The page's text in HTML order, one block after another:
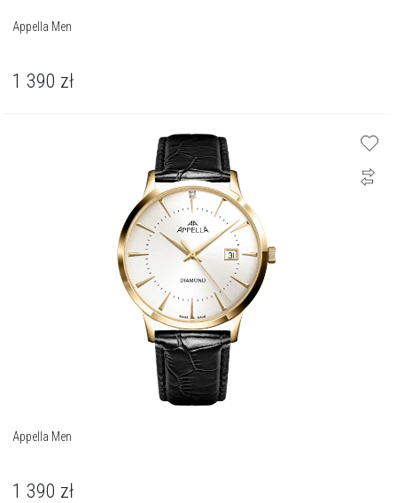
Appella Men
1 390 zł
Appella Men
1 390 zł